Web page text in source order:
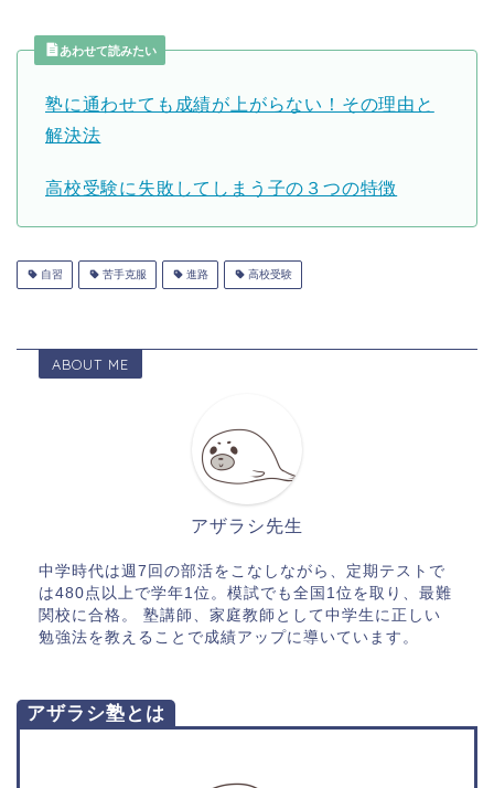
あわせて読みたい
塾に通わせても成績が上がらない！その理由と
解決法
高校受験に失敗してしまう子の３つの特徴
自習 苦手克服 進路 高校受験
ABOUT ME
アザラシ先生
中学時代は週7回の部活をこなしながら、定期テストで
は480点以上で学年1位。模試でも全国1位を取り、最難
関校に合格。 塾講師、家庭教師として中学生に正しい
勉強法を教えることで成績アップに導いています。
アザラシ塾とは